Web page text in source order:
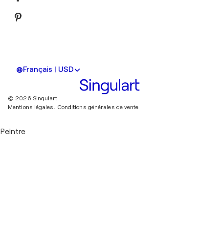
Français | USD
© 2026 Singulart
Mentions légales. Conditions générales de vente
Peintre